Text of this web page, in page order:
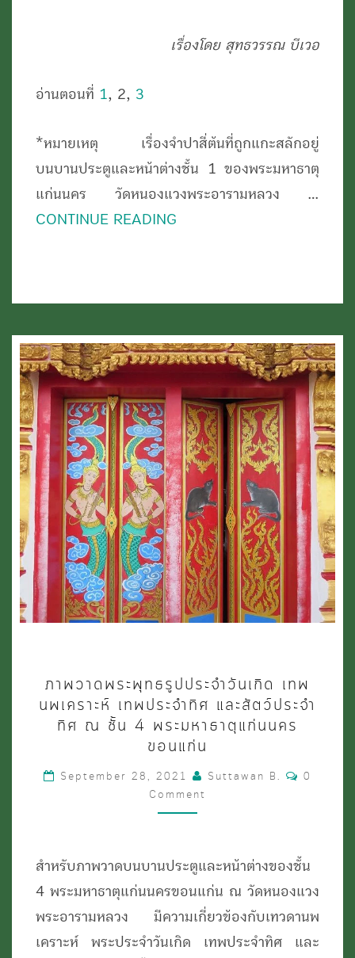
โบราณ
แก่น
นคร
วัด
อาราม
ขอนแก่น
ที่
2)
เรื่องโดย สุทธวรรณ บีเวอ
อ่านตอนที่ 1, 2, 3
*หมายเหตุ เรื่องจำปาสี่ต้นที่ถูกแกะสลักอยู่
บนบานประตูและหน้าต่างชั้น 1 ของพระมหาธาตุ
แก่นนคร วัดหนองแวงพระอารามหลวง …
CONTINUE READING
วาด
พระพุทธ
รูป
ประจำ
วัน
นพ
เคราะห์
เทพ
ประจำ
ภาพวาดพระพุทธรูปประจำวันเกิด เทพ
นพเคราะห์ เทพประจำทิศ และสัตว์ประจำ
ทิศ ณ ชั้น 4 พระมหาธาตุแก่นนคร
ขอนแก่น
September 28, 2021 Suttawan B.
0
Comment
สำหรับภาพวาดบนบานประตูและหน้าต่างของชั้น
4 พระมหาธาตุแก่นนครขอนแก่น ณ วัดหนองแวง
พระอารามหลวง มีความเกี่ยวข้องกับเทวดานพ
เคราะห์ พระประจำวันเกิด เทพประจำทิศ และ